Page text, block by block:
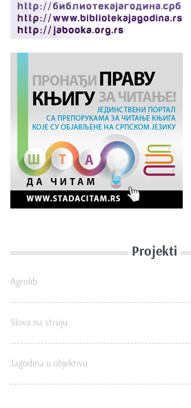
Projekti
Agrolib
Slova na struju
Jagodina u objektivu